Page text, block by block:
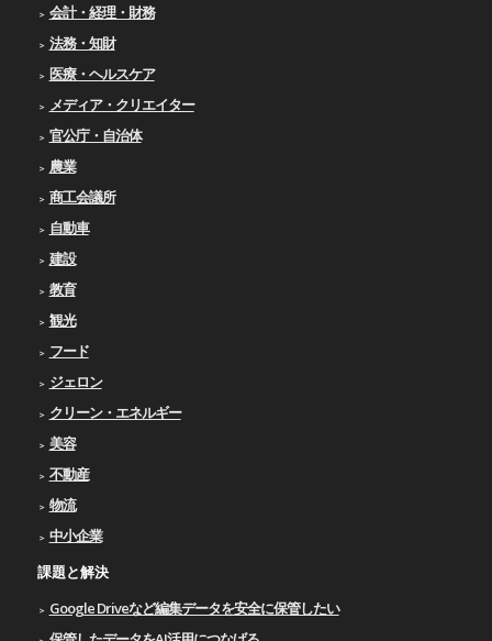
会計・経理・財務
法務・知財
医療・ヘルスケア
メディア・クリエイター
官公庁・自治体
農業
商工会議所
自動車
建設
教育
観光
フード
ジェロン
クリーン・エネルギー
美容
不動産
物流
中小企業
課題と解決
Google Driveなど編集データを安全に保管したい